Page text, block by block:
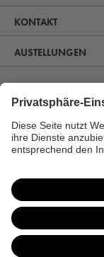
Pool
sich
KONTAKT
AUSTELLUNGEN